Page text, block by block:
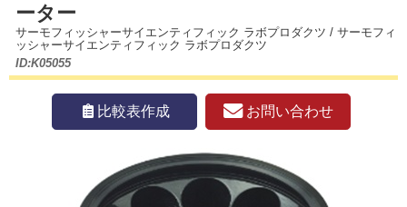
ーター
サーモフィッシャーサイエンティフィック ラボプロダクツ / サーモフィ
ッシャーサイエンティフィック ラボプロダクツ
ID:K05055
比較表作成 お問い合わせ
お知らせ
機器キャンペーン情報一覧
カテゴリー一覧
メーカー別索引